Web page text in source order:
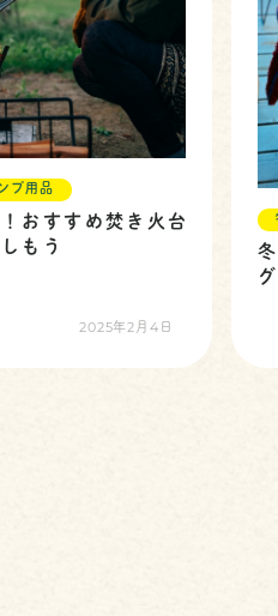
プ用品
おすすめ焚き火台
もう
2025年2月4日